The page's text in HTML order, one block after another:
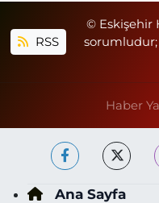
RSS
© Eskişehir
sorumludur;
Haber
Ana Sayfa